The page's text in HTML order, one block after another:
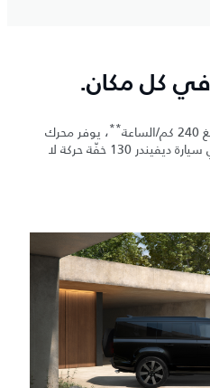
في كل مكان.
**، يوفر محرك
البنزين الثماني الأسطوانات في سيارة ديفيندر 130 خفّة حركة لا